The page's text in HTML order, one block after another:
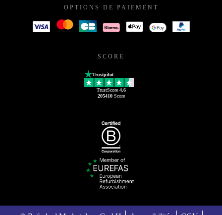
OPTIONS DE PAIEMENT
SCORE
Trustpilot
TrustScore 4.6
205410Score